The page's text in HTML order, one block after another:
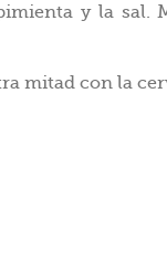
y la sal.
mitad con la